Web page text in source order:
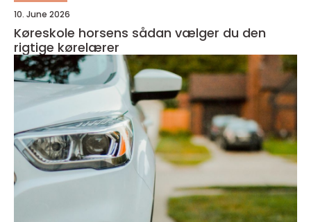
10. June 2026
Køreskole horsens sådan vælger du den
rigtige kørelærer